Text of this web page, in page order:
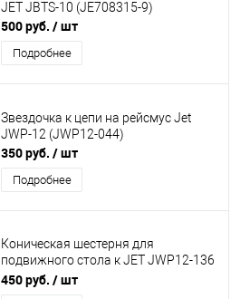
JET JBTS-10 (JE708315-9)
500 руб. / шт
Подробнее
Звездочка к цепи на рейсмус Jet
JWP-12 (JWP12-044)
350 руб. / шт
Подробнее
Коническая шестерня для
подвижного стола к JET JWP12-136
(PA6GF-30)
450 руб. / шт